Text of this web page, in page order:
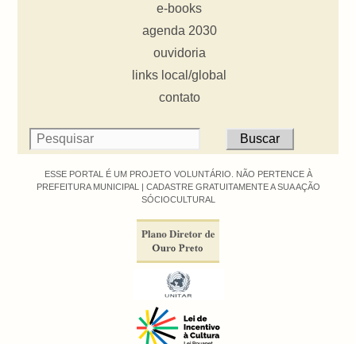
e-books
agenda 2030
ouvidoria
links local/global
contato
ESSE PORTAL É UM PROJETO VOLUNTÁRIO. NÃO PERTENCE À
PREFEITURA MUNICIPAL | CADASTRE GRATUITAMENTE A SUA AÇÃO
SÓCIOCULTURAL